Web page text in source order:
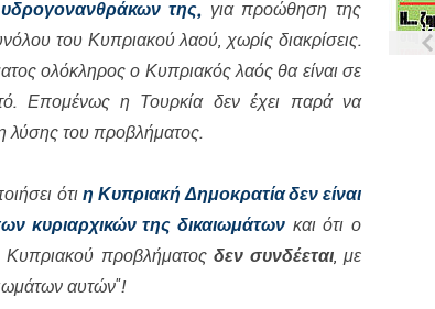
της, για προώθηση της
του Κυπριακού λαού, χωρίς διακρίσεις.
ολόκληρος ο Κυπριακός λαός θα είναι σε
Επομένως η Τουρκία δεν έχει παρά να
λύσης του προβλήματος.
ότιη Κυπριακή Δημοκρατία δεν είναι
κυριαρχικών της δικαιωμάτων και ότι ο
Κυπριακού προβλήματοςδεν συνδέεται, με
αυτών"!